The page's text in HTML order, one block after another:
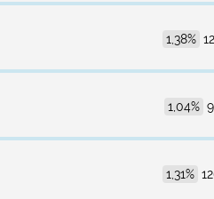
1,38%
1,04%
1,31%